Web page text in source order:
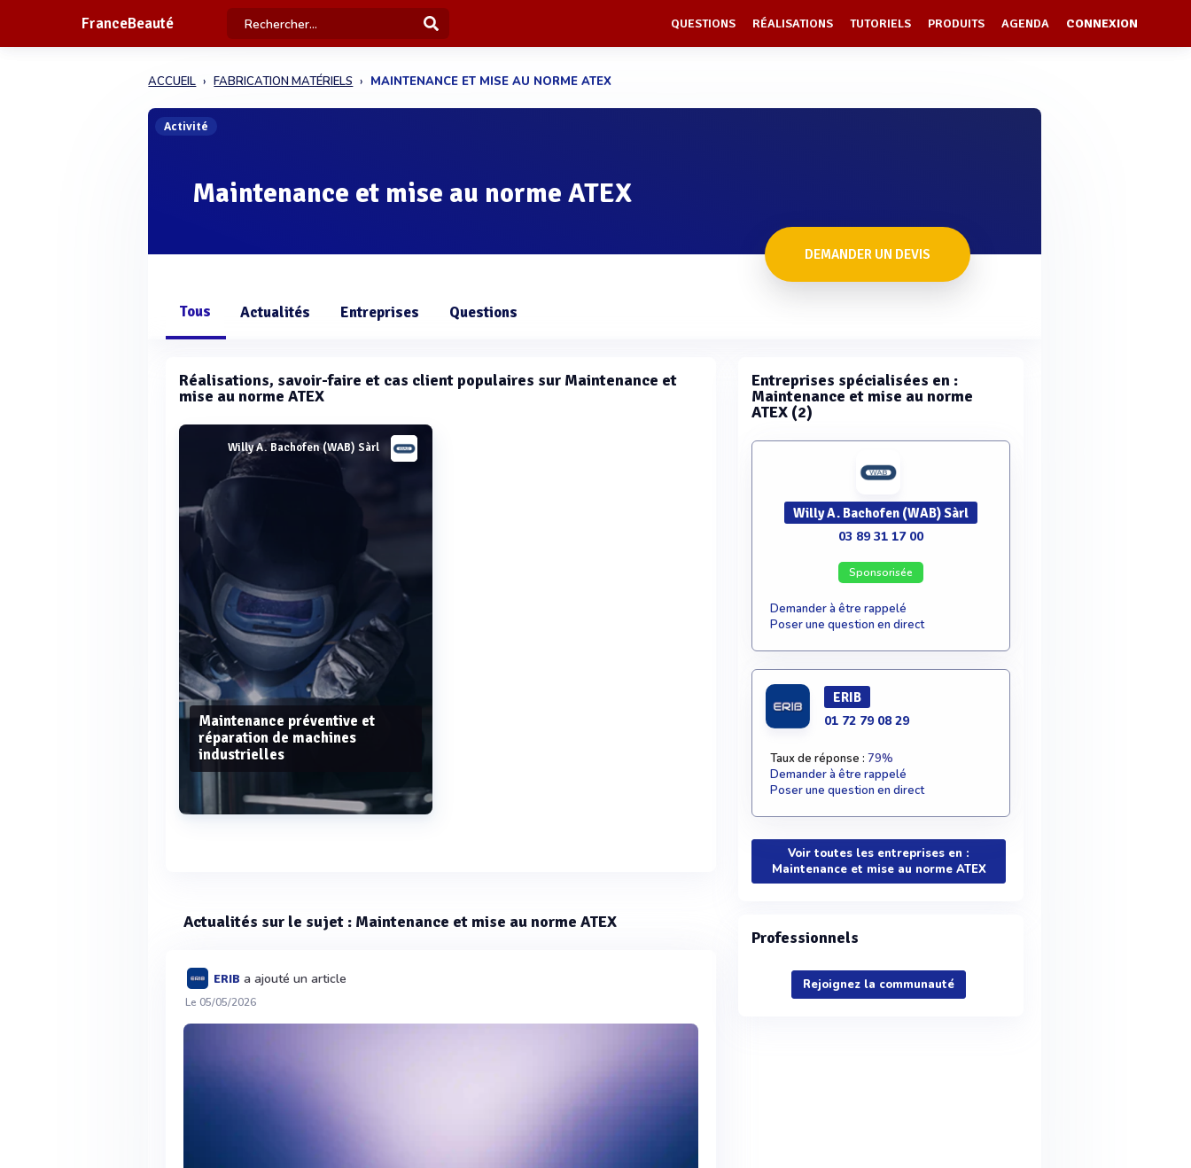
FranceBeauté QUESTIONS RÉALISATIONS TUTORIELS PRODUITS AGENDA CONNEXION
ACCUEIL FABRICATION MATÉRIELS MAINTENANCE ET MISE AU NORME ATEX
Activité
Maintenance et mise au norme ATEX
DEMANDER UN DEVIS
Tous Actualités Entreprises Questions
Réalisations, savoir-faire et cas client populaires sur Maintenance et
mise au norme ATEX
Willy A. Bachofen (WAB) Sàrl
Maintenance préventive et
réparation de machines
industrielles
Actualités sur le sujet : Maintenance et mise au norme ATEX
ERIB a ajouté un article
Le 05/05/2026
Entreprises spécialisées en :
Maintenance et mise au norme
ATEX (2)
Willy A. Bachofen (WAB) Sàrl
03 89 31 17 00
Sponsorisée
Demander à être rappelé
Poser une question en direct
ERIB
01 72 79 08 29
Taux de réponse : 79%
Demander à être rappelé
Poser une question en direct
Voir toutes les entreprises en :
Maintenance et mise au norme ATEX
Professionnels
Rejoignez la communauté